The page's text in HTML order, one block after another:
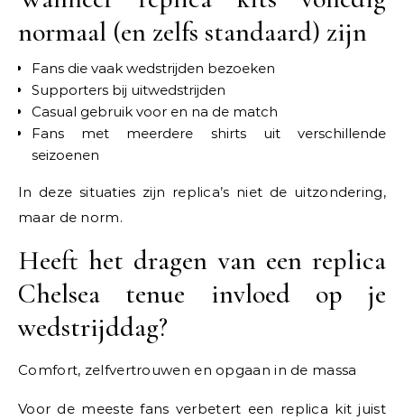
normaal (en zelfs standaard) zijn
Fans die vaak wedstrijden bezoeken
Supporters bij uitwedstrijden
Casual gebruik voor en na de match
Fans met meerdere shirts uit verschillende
seizoenen
In deze situaties zijn replica’s niet de uitzondering,
maar de norm.
Heeft het dragen van een replica
Chelsea tenue invloed op je
wedstrijddag?
Comfort, zelfvertrouwen en opgaan in de massa
Voor de meeste fans verbetert een replica kit juist